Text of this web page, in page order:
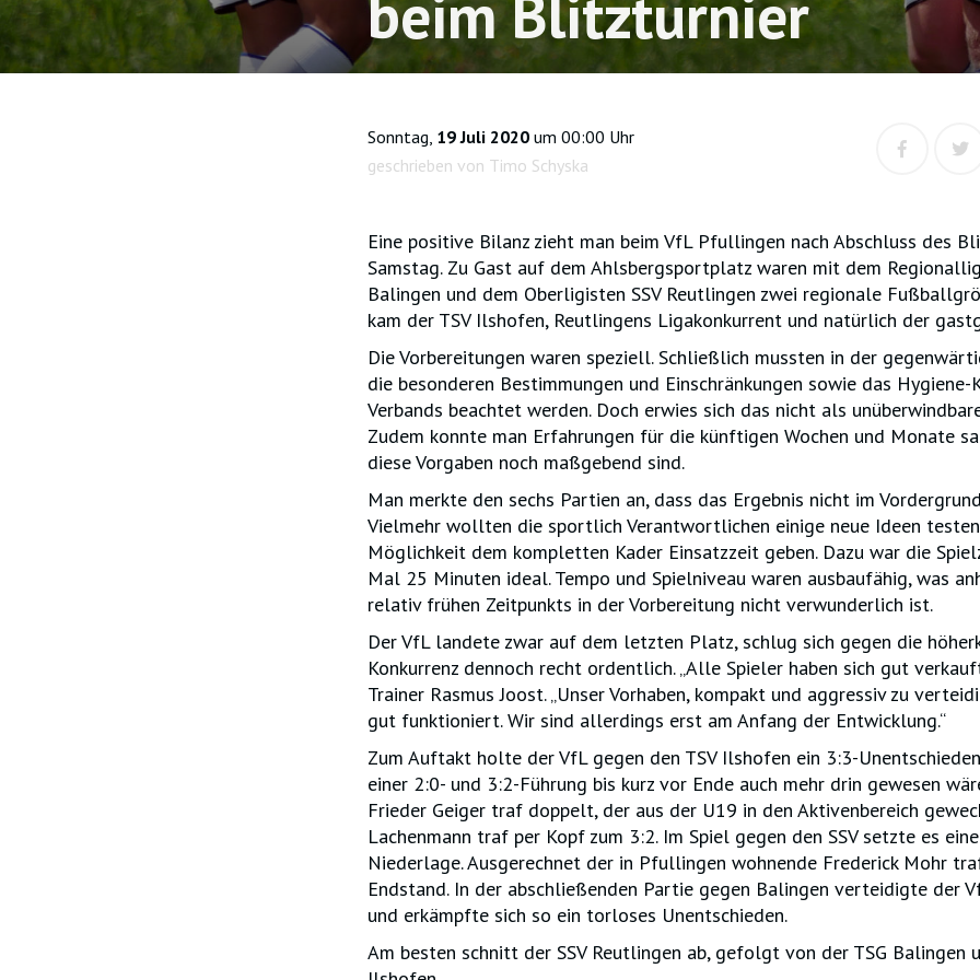
Sonntag, 19 Juli 2020 um 00:00 Uhr
geschrieben von Timo Schyska
Eine positive Bilanz zieht man beim VfL Pfullingen nach Abschluss des
Samstag. Zu Gast auf dem Ahlsbergsportplatz waren mit dem
Balingen und dem Oberligisten SSV Reutlingen zwei regionale
kam der TSV Ilshofen, Reutlingens Ligakonkurrent und natürlich der
Die Vorbereitungen waren speziell. Schließlich mussten in der
die besonderen Bestimmungen und Einschränkungen sowie das Hygiene-
Verbands beachtet werden. Doch erwies sich das nicht als
Zudem konnte man Erfahrungen für die künftigen Wochen und Monate
diese Vorgaben noch maßgebend sind.
Man merkte den sechs Partien an, dass das Ergebnis nicht im
Vielmehr wollten die sportlich Verantwortlichen einige neue Ideen
Möglichkeit dem kompletten Kader Einsatzzeit geben. Dazu war die
Mal 25 Minuten ideal. Tempo und Spielniveau waren ausbaufähig, was
relativ frühen Zeitpunkts in der Vorbereitung nicht verwunderlich ist.
Der VfL landete zwar auf dem letzten Platz, schlug sich gegen die
Konkurrenz dennoch recht ordentlich. „Alle Spieler haben sich gut
Trainer Rasmus Joost. „Unser Vorhaben, kompakt und aggressiv zu
gut funktioniert. Wir sind allerdings erst am Anfang der Entwicklung.“
Zum Auftakt holte der VfL gegen den TSV Ilshofen ein 3:3-
einer 2:0- und 3:2-Führung bis kurz vor Ende auch mehr drin gewesen
Frieder Geiger traf doppelt, der aus der U19 in den Aktivenbereich
Lachenmann traf per Kopf zum 3:2. Im Spiel gegen den SSV setzte es
Niederlage. Ausgerechnet der in Pfullingen wohnende Frederick Mohr
Endstand. In der abschließenden Partie gegen Balingen verteidigte der
und erkämpfte sich so ein torloses Unentschieden.
Am besten schnitt der SSV Reutlingen ab, gefolgt von der TSG Balingen